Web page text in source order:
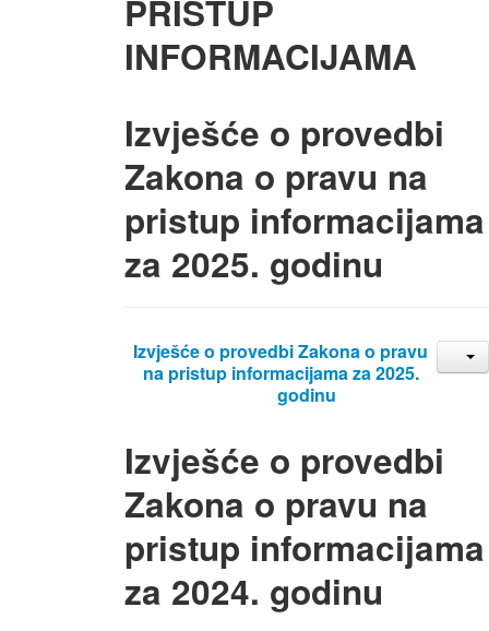
PRISTUP
INFORMACIJAMA
Izvješće o provedbi
Zakona o pravu na
pristup informacijama
za 2025. godinu
Izvješće o provedbi Zakona o pravu
na pristup informacijama za 2025.
godinu
Izvješće o provedbi
Zakona o pravu na
pristup informacijama
za 2024. godinu